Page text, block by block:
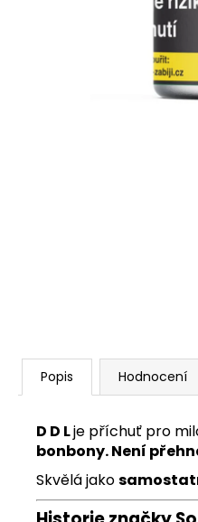
Popis Hodnocení
D D Lje příchuť pro
bonbony. Není
Skvělá jako